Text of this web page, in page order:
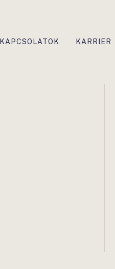
KAPCSOLATOK KARRIER